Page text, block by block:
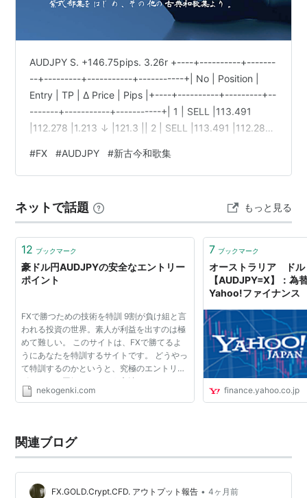
AUDJPY S. +146.75pips. 3.26r +----+----------+-------
--+---------+-----------+-----------+| No | Position |
Entry | TP | Δ Price | Pips |+----+----------+---------+--
-------+-----------+-----------+| 1 | SELL |113.491
|112.278 |1.213 ↓ |121.3 || 2 | SELL |113.491 |112.283
#FX #AUDJPY #新古今和歌集
ネットで話題 もっと見る
12 ブックマーク
豪ドル円AUDJPYの安全なエントリー
ポイント
FXで勝つための技術を特訓 9割が負け組と言
われる投資の世界。素人が利益を出すのは極
めて難しい。 このサイトは、FXで勝てるよ
うにあなたを特訓するサイトです。 どうやっ
て特訓するのかというと、究極のエントリー
ポイントを図解するという方法で、あなたの
脳に勝てるFXのエントリー方法をインプット
nekogenki.com
7 ブックマーク
オーストラリア ド
【AUDJPY=X】：為
Yahoo!ファイナンス
finance.yahoo.co.jp
関連ブログ
FX.GOLD.Crypt.CFD. アウトプット報告 • 4ヶ月前